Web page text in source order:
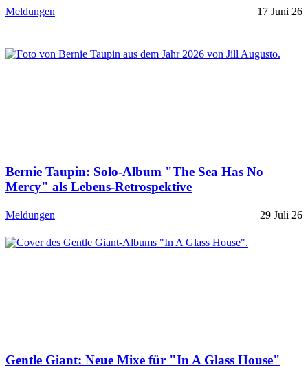
Meldungen 17 Juni 26
Bernie Taupin: Solo-Album "The Sea Has No
Mercy" als Lebens-Retrospektive
Meldungen 29 Juli 26
Gentle Giant: Neue Mixe für "In A Glass House"